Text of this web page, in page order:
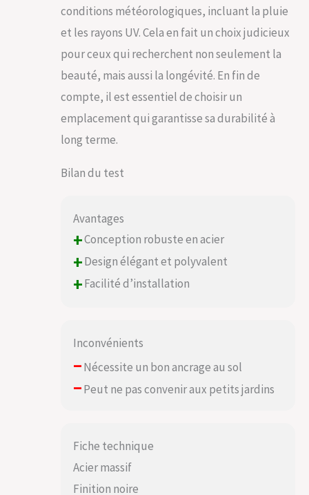
conditions météorologiques, incluant la pluie
et les rayons UV. Cela en fait un choix judicieux
pour ceux qui recherchent non seulement la
beauté, mais aussi la longévité. En fin de
compte, il est essentiel de choisir un
emplacement qui garantisse sa durabilité à
long terme.
Bilan du test
Avantages
+Conception robuste en acier
+Design élégant et polyvalent
+Facilité d’installation
Inconvénients
–Nécessite un bon ancrage au sol
–Peut ne pas convenir aux petits jardins
Fiche technique
Acier massif
Finition noire